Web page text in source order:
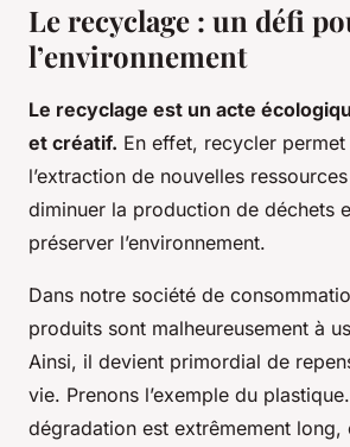
Le recyclage : un défi
l’environnement
Le recyclage est un acte
et créatif. En effet, recycler
l’extraction de nouvelles
diminuer la production de déchets
préserver l’environnement.
Dans notre société de
produits sont malheureusement à
Ainsi, il devient primordial de
vie. Prenons l’exemple du
dégradation est extrêmement long,